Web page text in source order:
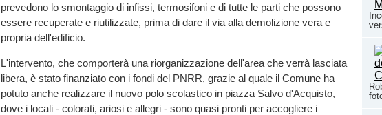
prevedono lo smontaggio di infissi, termosifoni e di tutte le parti che possono
essere recuperate e riutilizzate, prima di dare il via alla demolizione vera e
propria dell'edificio.
L'intervento, che comporterà una riorganizzazione dell'area che verrà lasciata
libera, è stato finanziato con i fondi del PNRR, grazie al quale il Comune ha
potuto anche realizzare il nuovo polo scolastico in piazza Salvo d'Acquisto,
dove i locali - colorati, ariosi e allegri - sono quasi pronti per accogliere i